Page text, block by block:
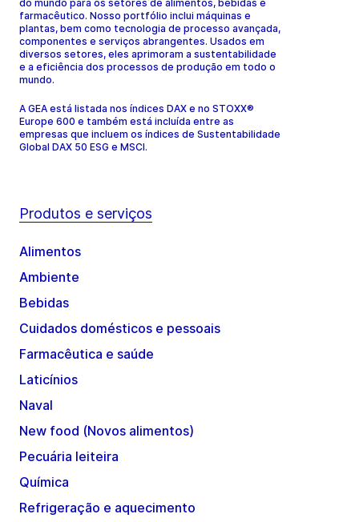
do mundo para os setores de alimentos, bebidas e
farmacêutico. Nosso portfólio inclui máquinas e
plantas, bem como tecnologia de processo avançada,
componentes e serviços abrangentes. Usados em
diversos setores, eles aprimoram a sustentabilidade
e a eficiência dos processos de produção em todo o
mundo.
A GEA está listada nos índices DAX e no STOXX®
Europe 600 e também está incluída entre as
empresas que incluem os índices de Sustentabilidade
Global DAX 50 ESG e MSCI.
Produtos e serviços
Alimentos
Ambiente
Bebidas
Cuidados domésticos e pessoais
Farmacêutica e saúde
Laticínios
Naval
New food (Novos alimentos)
Pecuária leiteira
Química
Refrigeração e aquecimento